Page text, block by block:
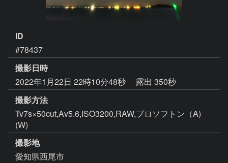
ID
#78437
撮影日時
2022年1月22日 22時10分48秒
露出 350秒
撮影方法
Tv7s×50cut,Av5.6,ISO3200,RAW,プロソフトン（A)
(W)
撮影地
愛知県西尾市